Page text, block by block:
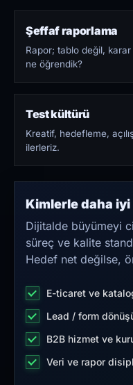
Şeffaf raporlama
Rapor; tablo değil, karar
ne öğrendik?
Test kültürü
Kreatif, hedefleme,
ilerleriz.
Kimlerle daha iyi
Dijitalde büyümeyi
süreç ve kalite
Hedef net değilse,
E-ticaret ve
Lead / form
B2B hizmet ve
Veri ve rapor